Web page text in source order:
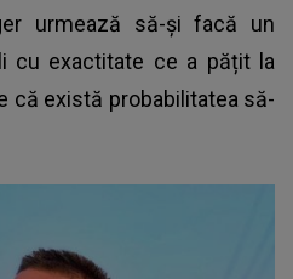
urmează să-și facă un
cu exactitate ce a pățit la
că există probabilitatea să-